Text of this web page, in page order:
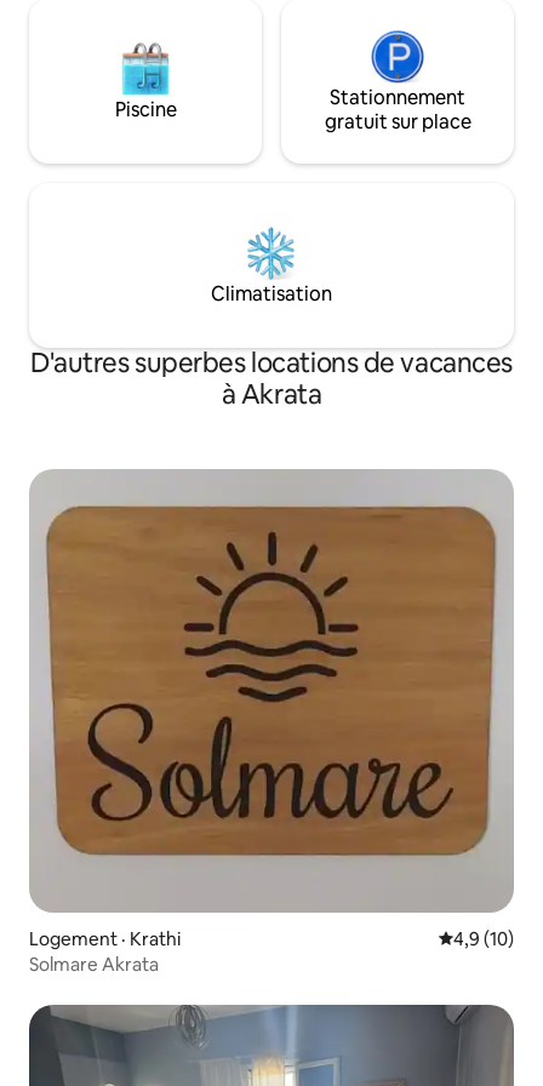
Piscine
Stationnement
gratuit sur place
Climatisation
D'autres superbes locations de vacances
à Akrata
Logement · Krathi Note
4,9 (10)
Solmare Akrata